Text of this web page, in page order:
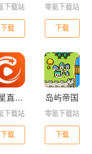
下载站
下载
零氪下载站
下载
流星直播官方版免费下载
下载站
下载
岛屿帝国
零氪下载站
下载